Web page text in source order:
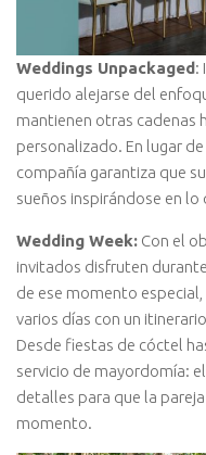
Weddings Unpackaged:
querido alejarse del
mantienen otras cadenas
personalizado. En lugar
compañía garantiza que
sueños inspirándose en
Wedding Week: Con el
invitados disfruten
de ese momento
varios días con un
Desde fiestas de cóctel
servicio de mayordomía:
detalles para que la
momento.